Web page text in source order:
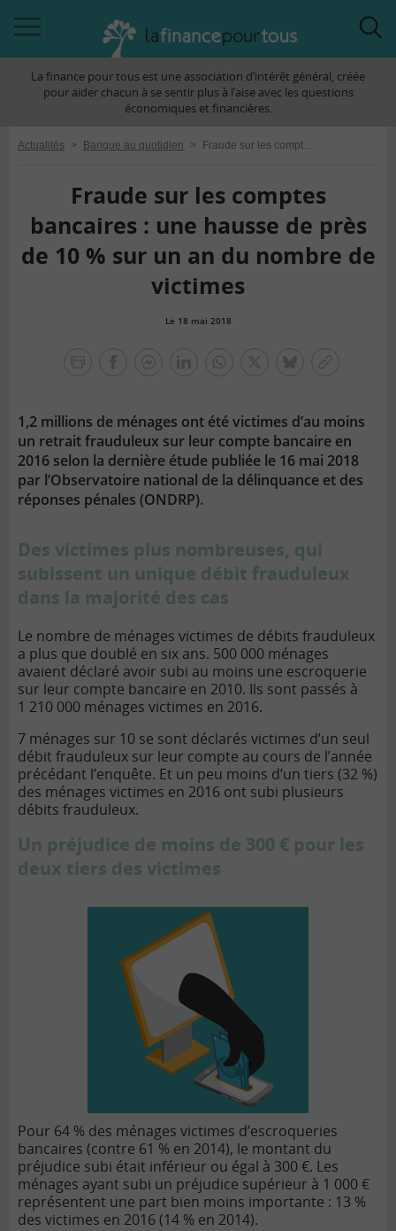
àLa finance pour tous est une association d’intérêt général, créée
pour aider chacun à se sentir plus à l’aise avec les questions
économiques et financières.
Actualités > Banque au quotidien > Fraude sur les comptes bancaires : une hausse de près de 10 % sur un an du nombre de victimes
Fraude sur les comptes
bancaires : une hausse de près
de 10 % sur un an du nombre de
victimes
Le 18 mai 2018
1,2 millions de ménages ont été victimes d’au moins
un retrait frauduleux sur leur compte bancaire en
2016 selon la dernière étude publiée le 16 mai 2018
par l’Observatoire national de la délinquance et des
réponses pénales (ONDRP).
Des victimes plus nombreuses, qui
subissent un unique débit frauduleux
dans la majorité des cas
Le nombre de ménages victimes de débits frauduleux
a plus que doublé en six ans. 500 000 ménages
avaient déclaré avoir subi au moins une escroquerie
sur leur compte bancaire en 2010. Ils sont passés à
1 210 000 ménages victimes en 2016.
7 ménages sur 10 se sont déclarés victimes d’un seul
débit frauduleux sur leur compte au cours de l’année
précédant l’enquête. Et un peu moins d’un tiers (32 %)
des ménages victimes en 2016 ont subi plusieurs
débits frauduleux.
Un préjudice de moins de 300 € pour les
deux tiers des victimes
Pour 64 % des ménages victimes d’escroqueries
bancaires (contre 61 % en 2014), le montant du
préjudice subi était inférieur ou égal à 300 €. Les
ménages ayant subi un préjudice supérieur à 1 000 €
représentent une part bien moins importante : 13 %
des victimes en 2016 (14 % en 2014).